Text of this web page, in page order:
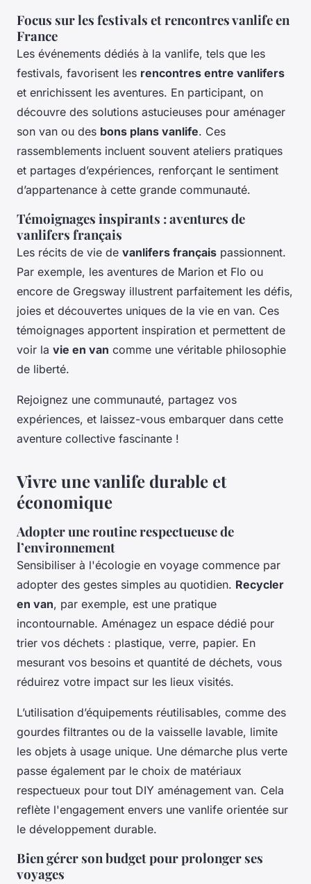
Focus sur les festivals et rencontres vanlife en
France
Les événements dédiés à la vanlife, tels que les
festivals, favorisent les rencontres entre vanlifers
et enrichissent les aventures. En participant, on
découvre des solutions astucieuses pour aménager
son van ou des bons plans vanlife. Ces
rassemblements incluent souvent ateliers pratiques
et partages d’expériences, renforçant le sentiment
d’appartenance à cette grande communauté.
Témoignages inspirants : aventures de
vanlifers français
Les récits de vie de vanlifers français passionnent.
Par exemple, les aventures de Marion et Flo ou
encore de Gregsway illustrent parfaitement les défis,
joies et découvertes uniques de la vie en van. Ces
témoignages apportent inspiration et permettent de
voir la vie en van comme une véritable philosophie
de liberté.
Rejoignez une communauté, partagez vos
expériences, et laissez-vous embarquer dans cette
aventure collective fascinante !
Vivre une vanlife durable et
économique
Adopter une routine respectueuse de
l’environnement
Sensibiliser à l'écologie en voyage commence par
adopter des gestes simples au quotidien. Recycler
en van, par exemple, est une pratique
incontournable. Aménagez un espace dédié pour
trier vos déchets : plastique, verre, papier. En
mesurant vos besoins et quantité de déchets, vous
réduirez votre impact sur les lieux visités.
L’utilisation d’équipements réutilisables, comme des
gourdes filtrantes ou de la vaisselle lavable, limite
les objets à usage unique. Une démarche plus verte
passe également par le choix de matériaux
respectueux pour tout DIY aménagement van. Cela
reflète l'engagement envers une vanlife orientée sur
le développement durable.
Bien gérer son budget pour prolonger ses
voyages